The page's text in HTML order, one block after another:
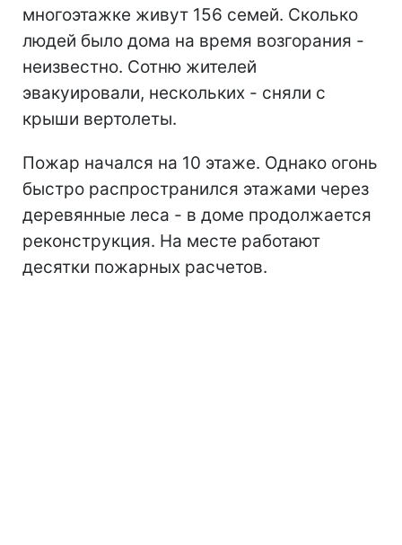
многоэтажке живут 156 семей. Сколько
людей было дома на время возгорания -
неизвестно. Сотню жителей
эвакуировали, нескольких - сняли с
крыши вертолеты.
Пожар начался на 10 этаже. Однако огонь
быстро распространился этажами через
деревянные леса - в доме продолжается
реконструкция. На месте работают
десятки пожарных расчетов.